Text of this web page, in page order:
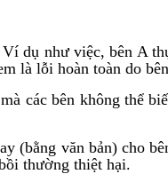
dụ như việc, bên A
là lỗi hoàn toàn do
các bên không thể
(bằng văn bản) cho
thường thiệt hại.